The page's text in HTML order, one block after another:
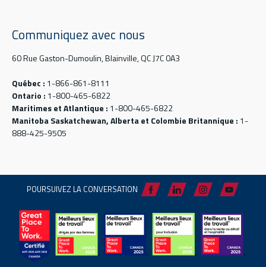
Communiquez avec nous
60 Rue Gaston-Dumoulin, Blainville, QC J7C 0A3
Québec : 1-866-861-8111
Ontario : 1-800-465-6822
Maritimes et Atlantique : 1-800-465-6822
Manitoba Saskatchewan, Alberta et Colombie Britannique : 1-
888-425-9505
POURSUIVEZ LA CONVERSATION